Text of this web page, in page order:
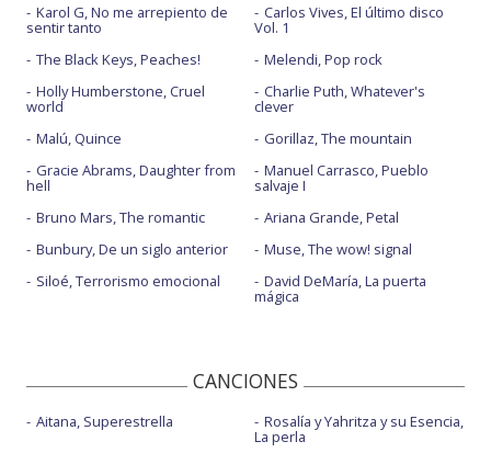
Karol G, No me arrepiento de
sentir tanto
The Black Keys, Peaches!
Holly Humberstone, Cruel
world
Malú, Quince
Gracie Abrams, Daughter from
hell
Bruno Mars, The romantic
Bunbury, De un siglo anterior
Siloé, Terrorismo emocional
Carlos Vives, El último disco
Vol. 1
Melendi, Pop rock
Charlie Puth, Whatever's
clever
Gorillaz, The mountain
Manuel Carrasco, Pueblo
salvaje I
Ariana Grande, Petal
Muse, The wow! signal
David DeMaría, La puerta
mágica
CANCIONES
Aitana, Superestrella Rosalía y Yahritza y su Esencia,
La perla